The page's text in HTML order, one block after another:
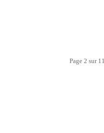
Page 2 sur 11